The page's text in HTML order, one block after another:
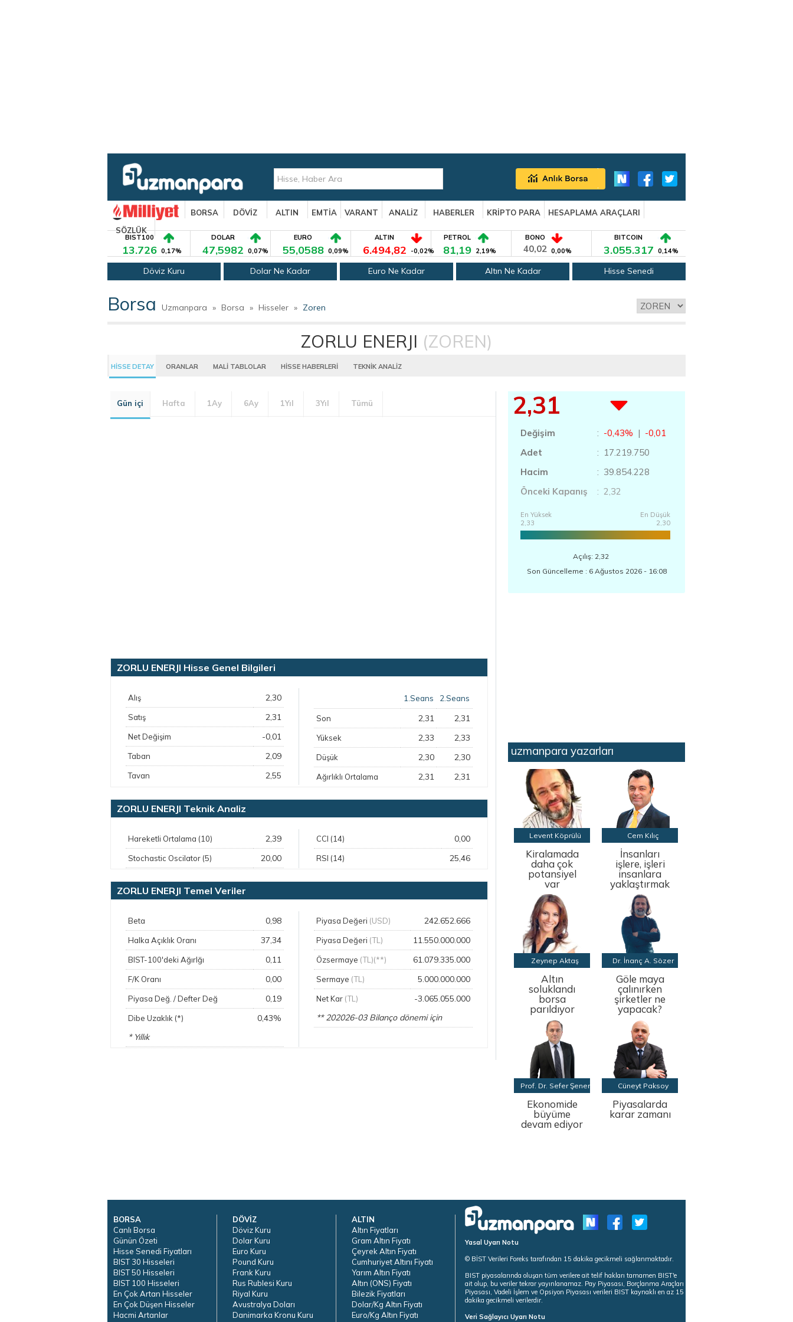
BORSA DÖVİZ ALTIN EMTİA VARANT ANALİZ HABERLER KRİPTO PARA
HESAPLAMA ARAÇLARI
SÖZLÜK
BIST100
13.726 0,17%
DOLAR
47,5982 0,07%
EURO
55,0588 0,09%
ALTIN
6.494,82 -0,02%
PETROL
81,19 2,19%
BONO
40,02 0,00%
BITCOIN
3.055.317 0,14%
Döviz Kuru Dolar Ne Kadar Euro Ne Kadar Altın Ne Kadar Hisse Senedi
Borsa Uzmanpara » Borsa » Hisseler » Zoren
ZORLU ENERJI (ZOREN)
HİSSE DETAY ORANLAR MALİ TABLOLAR HİSSE HABERLERİ TEKNİK ANALİZ
Gün içi Hafta 1Ay 6Ay 1Yıl 3Yıl Tümü
ZORLU ENERJI Hisse Genel Bilgileri
Alış 2,30
Satış 2,31
Net Değişim -0,01
Taban 2,09
Tavan 2,55
1.Seans 2.Seans
Son 2,31 2,31
Yüksek 2,33 2,33
Düşük 2,30 2,30
Ağırlıklı Ortalama 2,31 2,31
ZORLU ENERJI Teknik Analiz
Hareketli Ortalama (10) 2,39
Stochastic Oscilator (5) 20,00
CCI (14) 0,00
RSI (14) 25,46
ZORLU ENERJI Temel Veriler
Beta 0,98
Halka Açıklık Oranı 37,34
BIST-100'deki Ağırlğı 0,11
F/K Oranı 0,00
Piyasa Değ. / Defter Değ 0,19
Dibe Uzaklık (*)
0,43%
* Yıllık
Piyasa Değeri (USD) 242.652.666
Piyasa Değeri (TL) 11.550.000.000
Özsermaye (TL)(**) 61.079.335.000
Sermaye (TL) 5.000.000.000
Net Kar (TL)
-3.065.055.000
** 202026-03 Bilanço dönemi için
2,31
Değişim : -0,43% | -0,01
Adet
: 17.219.750
Hacim
: 39.854.228
Önceki Kapanış
: 2,32
En Yüksek
2,33
En Düşük
2,30
Açılış: 2,32
Son Güncelleme : 6 Ağustos 2026 - 16:08
uzmanpara yazarları
Levent Köprülü
Kiralamada
daha çok
potansiyel
var
Cem Kılıç
İnsanları
işlere, işleri
insanlara
yaklaştırmak
Zeynep Aktaş
Altın
soluklandı
borsa
parıldıyor
Dr. İnanç A. Sözer
Göle maya
çalınırken
şirketler ne
yapacak?
Prof. Dr. Sefer Şener
Ekonomide
büyüme
devam ediyor
Cüneyt Paksoy
Piyasalarda
karar zamanı
BORSA
Canlı Borsa
Günün Özeti
Hisse Senedi Fiyatları
BIST 30 Hisseleri
BIST 50 Hisseleri
BIST 100 Hisseleri
En Çok Artan Hisseler
En Çok Düşen Hisseler
Hacmi Artanlar
DÖVİZ
Döviz Kuru
Dolar Kuru
Euro Kuru
Pound Kuru
Frank Kuru
Rus Rublesi Kuru
Riyal Kuru
Avustralya Doları
Danimarka Kronu Kuru
ALTIN
Altın Fiyatları
Gram Altın Fiyatı
Çeyrek Altın Fiyatı
Cumhuriyet Altını Fiyatı
Yarım Altın Fiyatı
Altın (ONS) Fiyatı
Bilezik Fiyatları
Dolar/Kg Altın Fiyatı
Euro/Kg Altın Fiyatı
Yasal Uyarı Notu
© BİST Verileri Foreks tarafından 15 dakika gecikmeli sağlanmaktadır.
BIST piyasalarında oluşan tüm verilere ait telif hakları tamamen BIST'e
ait olup, bu veriler tekrar yayınlanamaz. Pay Piyasası, Borçlanma Araçları
Piyasası, Vadeli İşlem ve Opsiyon Piyasası verileri BIST kaynaklı en az 15
dakika gecikmeli verilerdir.
Veri Sağlayıcı Uyarı Notu